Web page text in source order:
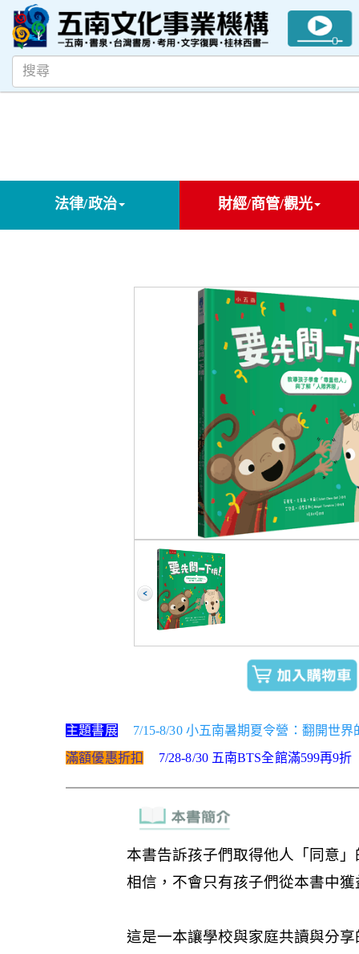
法律/政治 財經/商管/觀光
主題書展
7/15-8/30 小五南暑期夏令營：翻開世
滿額優惠折扣
7/28-8/30 五南BTS全館滿599再9折